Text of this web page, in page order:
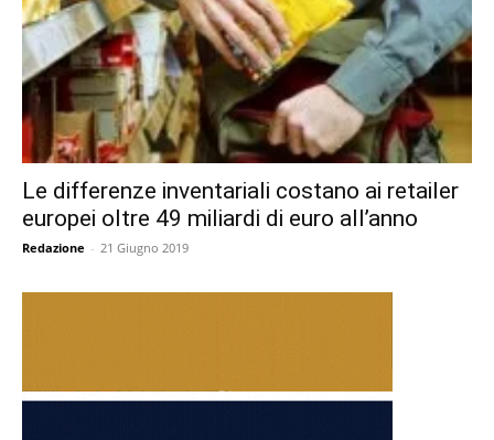
Le differenze inventariali costano ai retailer
europei oltre 49 miliardi di euro all’anno
Redazione - 21 Giugno 2019